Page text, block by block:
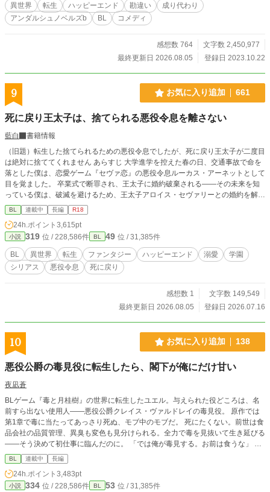
異世界 転生 ハッピーエンド 勘違い
成り代わり
アンダルシュノベルズb
BL コメディ
感想数 764
文字数 2,450,977
最終更新日 2026.08.05
登録日 2023.10.22
9 お気に入り追加 661
死に戻り王太子は、捨てられる悪役令息を離さない
藍白
書籍情報
（旧題）転生した捨てられるための悪役令息でしたが、死に戻り王太子が二度目
は絶対に捨ててくれません あらすじ 大学進学を控えた春の日、交通事故で命を
落とした僕は、恋愛ゲーム『セヴァ恋』の悪役令息ルーカス・アーネットとして
目を覚ました。 卒業式で断罪され、王太子に婚約破棄される――その未来を知
っている僕は、破滅を避けるため、王太子アロイス・セヴァリーとの婚約を解消
しようと決めた。 けれど、ゲームでは僕を断罪するはずだった王太子アロイス
は、なぜか僕を手放そうとしない。 「俺は、君を手放す気はない」 そう告げる
彼は、まるで一度すべてを失った人のような目で僕を見る。 さらに、ゲームで
は敵だったはずのヒロインや攻略対象たちまで、誰もシナリオどおりに動かな
い。 戸惑いながら過ごす日々の中で、僕は少しずつ気づいていく。 ゲームで知
っている悪役令息ルーカスと、僕の中に残る本当のルーカスは、まったく違う人
物なのではないか、と。 でも、卒業式は、確実に近づいてくる。 捨てられるた
死に戻り王太子。 二人が二度目の人生で選ぶ、本当の未来とは――
BL 連載中 長編 R18
24h.ポイント 3,615pt
小説 319 位 / 228,586件 BL 49 位 / 31,385件
BL 異世界 転生 ファンタジー ハッピーエンド 溺愛
学園
シリアス
悪役令息 死に戻り
感想数 1
文字数 149,549
最終更新日 2026.08.05
登録日 2026.07.16
10 お気に入り追加 138
悪役公爵の毒見役に転生したら、閣下が俺にだけ甘い
夜凪蒼
BLゲーム『毒と月桂樹』の世界に転生したユエル。与えられた役どころは、名
前すら出ない使用人——悪役公爵クレイス・ヴァルドレイの毒見役。 原作では
第1章で毒に当たってあっさり死ぬ、モブ中のモブだ。 死にたくない。前世は食
品会社の品質管理、異臭も変色も見分けられる。全力で毒を見抜いて生き延びる
——そう決めて初仕事に臨んだのに。 「では俺が毒見する。お前は食うな」 な
ぜかこの公爵、毒見役より先に自分が口をつけようとする。 「毒の公爵」と恐
れられるこの人は、3歳から毒を盛られ続けて味覚が壊れていた。何を食べても
泥の味。だから食事に興味がない——はずなのに、俺が「美味しいですか」と聞
いた日、この人は初めて言葉に詰まった。 泥の味しか分からないはずの人が、
BL 連載中 長編
24h.ポイント 3,483pt
小説 334 位 / 228,586件 BL 53 位 / 31,385件